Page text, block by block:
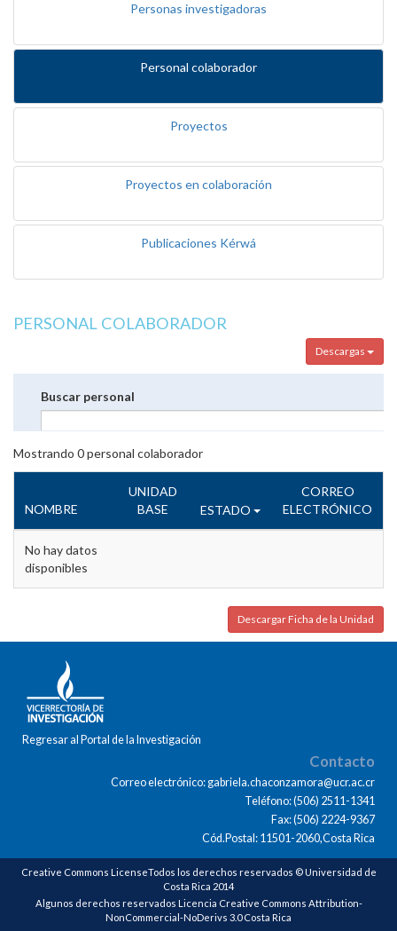
Personas investigadoras
Personal colaborador
Proyectos
Proyectos en colaboración
Publicaciones Kérwá
PERSONAL COLABORADOR
Descargas
Buscar personal
Mostrando 0personal colaborador
NOMBRE
UNIDAD
BASE
ESTADO
CORREO
ELECTRÓNICO
No hay datos
disponibles
Descargar Ficha de la Unidad
Regresar al Portal de la Investigación
Contacto
Correo electrónico: gabriela.chaconzamora@ucr.ac.cr
Teléfono: (506) 2511-1341
Fax: (506) 2224-9367
Cód.Postal: 11501-2060,Costa Rica
Creative Commons LicenseTodos los derechos reservados © Universidad de
Costa Rica 2014
Algunos derechos reservados Licencia Creative Commons Attribution-
NonCommercial-NoDerivs 3.0 Costa Rica